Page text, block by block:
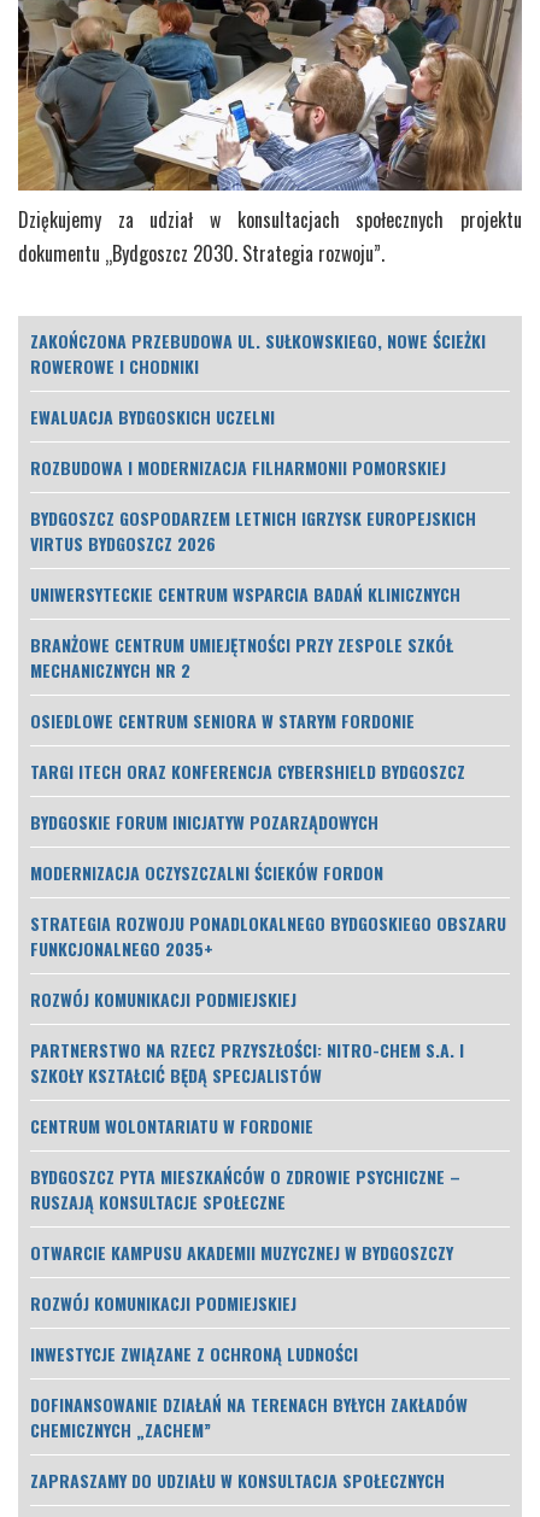
Dziękujemy za udział w konsultacjach społecznych projektu
dokumentu „Bydgoszcz 2030. Strategia rozwoju”.
ZAKOŃCZONA PRZEBUDOWA UL. SUŁKOWSKIEGO, NOWE ŚCIEŻKI
ROWEROWE I CHODNIKI
EWALUACJA BYDGOSKICH UCZELNI
ROZBUDOWA I MODERNIZACJA FILHARMONII POMORSKIEJ
BYDGOSZCZ GOSPODARZEM LETNICH IGRZYSK EUROPEJSKICH
VIRTUS BYDGOSZCZ 2026
UNIWERSYTECKIE CENTRUM WSPARCIA BADAŃ KLINICZNYCH
BRANŻOWE CENTRUM UMIEJĘTNOŚCI PRZY ZESPOLE SZKÓŁ
MECHANICZNYCH NR 2
OSIEDLOWE CENTRUM SENIORA W STARYM FORDONIE
TARGI ITECH ORAZ KONFERENCJA CYBERSHIELD BYDGOSZCZ
BYDGOSKIE FORUM INICJATYW POZARZĄDOWYCH
MODERNIZACJA OCZYSZCZALNI ŚCIEKÓW FORDON
STRATEGIA ROZWOJU PONADLOKALNEGO BYDGOSKIEGO OBSZARU
FUNKCJONALNEGO 2035+
ROZWÓJ KOMUNIKACJI PODMIEJSKIEJ
PARTNERSTWO NA RZECZ PRZYSZŁOŚCI: NITRO-CHEM S.A. I
SZKOŁY KSZTAŁCIĆ BĘDĄ SPECJALISTÓW
CENTRUM WOLONTARIATU W FORDONIE
BYDGOSZCZ PYTA MIESZKAŃCÓW O ZDROWIE PSYCHICZNE –
RUSZAJĄ KONSULTACJE SPOŁECZNE
OTWARCIE KAMPUSU AKADEMII MUZYCZNEJ W BYDGOSZCZY
ROZWÓJ KOMUNIKACJI PODMIEJSKIEJ
INWESTYCJE ZWIĄZANE Z OCHRONĄ LUDNOŚCI
DOFINANSOWANIE DZIAŁAŃ NA TERENACH BYŁYCH ZAKŁADÓW
CHEMICZNYCH „ZACHEM”
ZAPRASZAMY DO UDZIAŁU W KONSULTACJA SPOŁECZNYCH